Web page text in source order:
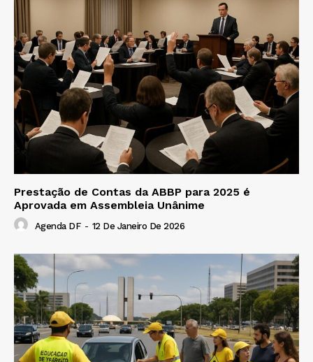
Prestação de Contas da ABBP para 2025 é
Aprovada em Assembleia Unânime
Agenda DF - 12 De Janeiro De 2026